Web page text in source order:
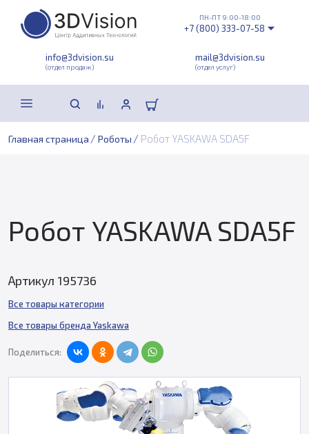
info@3dvision.su
(отдел продаж)
mail@3dvision.su
(отдел услуг)
ПН-ПТ 9:00-18:00
+7 (800) 333-07-58
Главная страница / Роботы / Робот YASKAWA SDA5F
Робот YASKAWA SDA5F
Артикул 195736
Все товары категории
Все товары бренда Yaskawa
Поделиться: